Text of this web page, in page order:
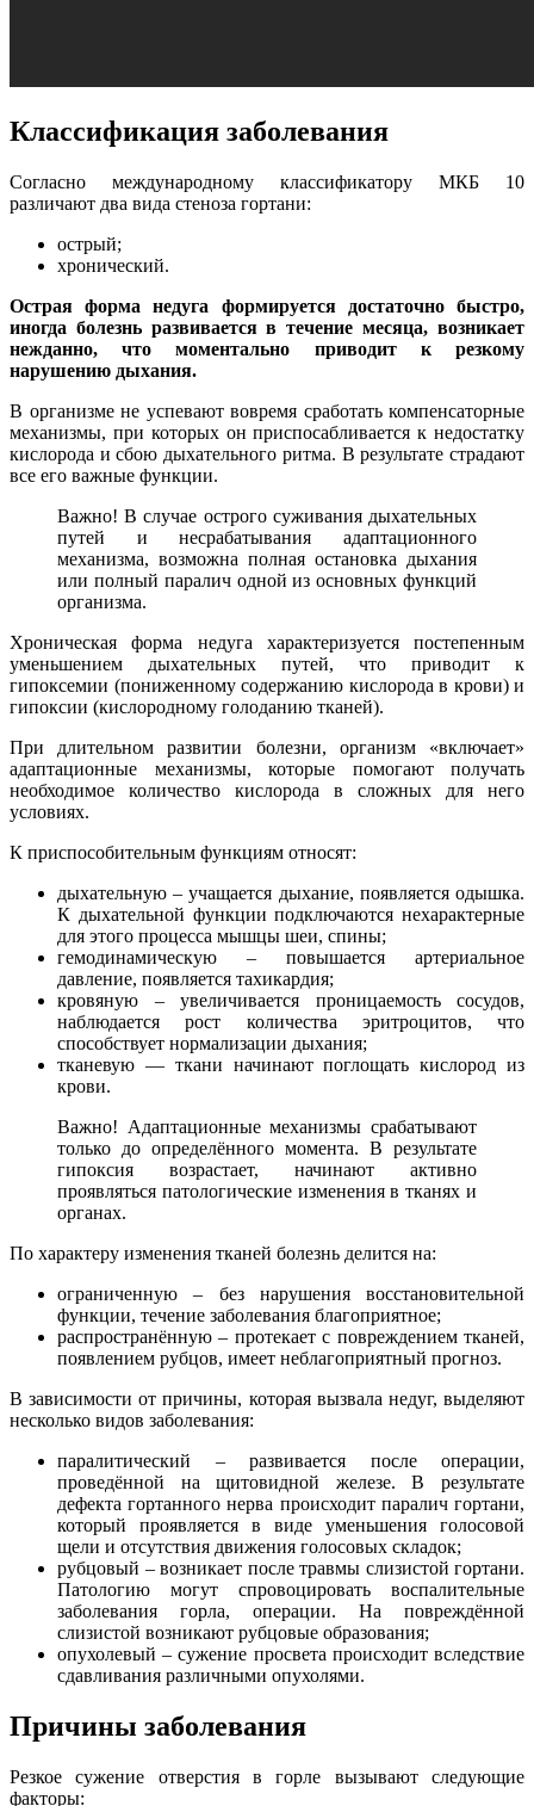
Классификация заболевания
Согласно международному классификатору МКБ 10
различают два вида стеноза гортани:
острый;
хронический.
Острая форма недуга формируется достаточно быстро,
иногда болезнь развивается в течение месяца, возникает
нежданно, что моментально приводит к резкому
нарушению дыхания.
В организме не успевают вовремя сработать компенсаторные
механизмы, при которых он приспосабливается к недостатку
кислорода и сбою дыхательного ритма. В результате страдают
все его важные функции.
Важно! В случае острого суживания дыхательных
путей и несрабатывания адаптационного
механизма, возможна полная остановка дыхания
или полный паралич одной из основных функций
организма.
Хроническая форма недуга характеризуется постепенным
уменьшением дыхательных путей, что приводит к
гипоксемии (пониженному содержанию кислорода в крови) и
гипоксии (кислородному голоданию тканей).
При длительном развитии болезни, организм «включает»
адаптационные механизмы, которые помогают получать
необходимое количество кислорода в сложных для него
условиях.
К приспособительным функциям относят:
дыхательную – учащается дыхание, появляется одышка.
К дыхательной функции подключаются нехарактерные
для этого процесса мышцы шеи, спины;
гемодинамическую – повышается артериальное
давление, появляется тахикардия;
кровяную – увеличивается проницаемость сосудов,
наблюдается рост количества эритроцитов, что
способствует нормализации дыхания;
тканевую — ткани начинают поглощать кислород из
крови.
Важно! Адаптационные механизмы срабатывают
только до определённого момента. В результате
гипоксия возрастает, начинают активно
проявляться патологические изменения в тканях и
органах.
По характеру изменения тканей болезнь делится на:
ограниченную – без нарушения восстановительной
функции, течение заболевания благоприятное;
распространённую – протекает с повреждением тканей,
появлением рубцов, имеет неблагоприятный прогноз.
В зависимости от причины, которая вызвала недуг, выделяют
несколько видов заболевания:
паралитический – развивается после операции,
проведённой на щитовидной железе. В результате
дефекта гортанного нерва происходит паралич гортани,
который проявляется в виде уменьшения голосовой
щели и отсутствия движения голосовых складок;
рубцовый – возникает после травмы слизистой гортани.
Патологию могут спровоцировать воспалительные
заболевания горла, операции. На повреждённой
слизистой возникают рубцовые образования;
опухолевый – сужение просвета происходит вследствие
сдавливания различными опухолями.
Причины заболевания
Резкое сужение отверстия в горле вызывают следующие
факторы: